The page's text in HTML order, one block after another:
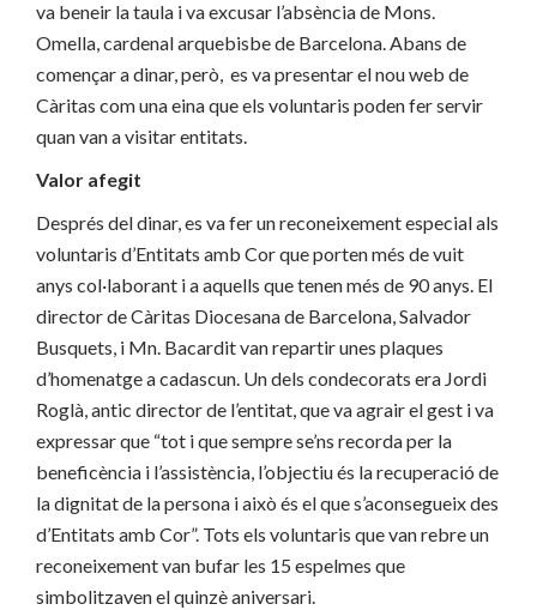
va beneir la taula i va excusar l’absència de Mons.
Omella, cardenal arquebisbe de Barcelona. Abans de
començar a dinar, però, es va presentar el nou web de
Càritas com una eina que els voluntaris poden fer servir
quan van a visitar entitats.
Valor afegit
Després del dinar, es va fer un reconeixement especial als
voluntaris d’Entitats amb Cor que porten més de vuit
anys col·laborant i a aquells que tenen més de 90 anys. El
director de Càritas Diocesana de Barcelona, Salvador
Busquets, i Mn. Bacardit van repartir unes plaques
d’homenatge a cadascun. Un dels condecorats era Jordi
Roglà, antic director de l’entitat, que va agrair el gest i va
expressar que “tot i que sempre se’ns recorda per la
beneficència i l’assistència, l’objectiu és la recuperació de
la dignitat de la persona i això és el que s’aconsegueix des
d’Entitats amb Cor”. Tots els voluntaris que van rebre un
reconeixement van bufar les 15 espelmes que
simbolitzaven el quinzè aniversari.